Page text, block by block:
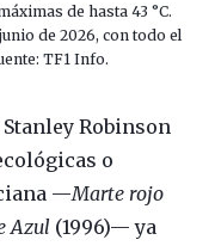
de hasta 43 °C.
de 2026, con todo el
TF1 Info.
Robinson
o
—Marte rojo
Azul (1996)— ya